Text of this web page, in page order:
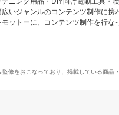
いジャンルのコンテンツ制作に
ットーに、コンテンツ制作を行な
修をおこなっており、掲載している商品